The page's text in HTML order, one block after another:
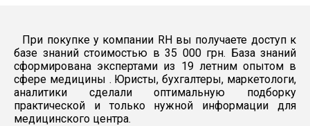
При покупке у компании RH вы получаете доступ к
базе знаний стоимостью в 35 000 грн. База знаний
сформирована экспертами из 19 летним опытом в
сфере медицины . Юристы, бухгалтеры, маркетологи,
аналитики сделали оптимальную подборку
практической и только нужной информации для
медицинского центра.